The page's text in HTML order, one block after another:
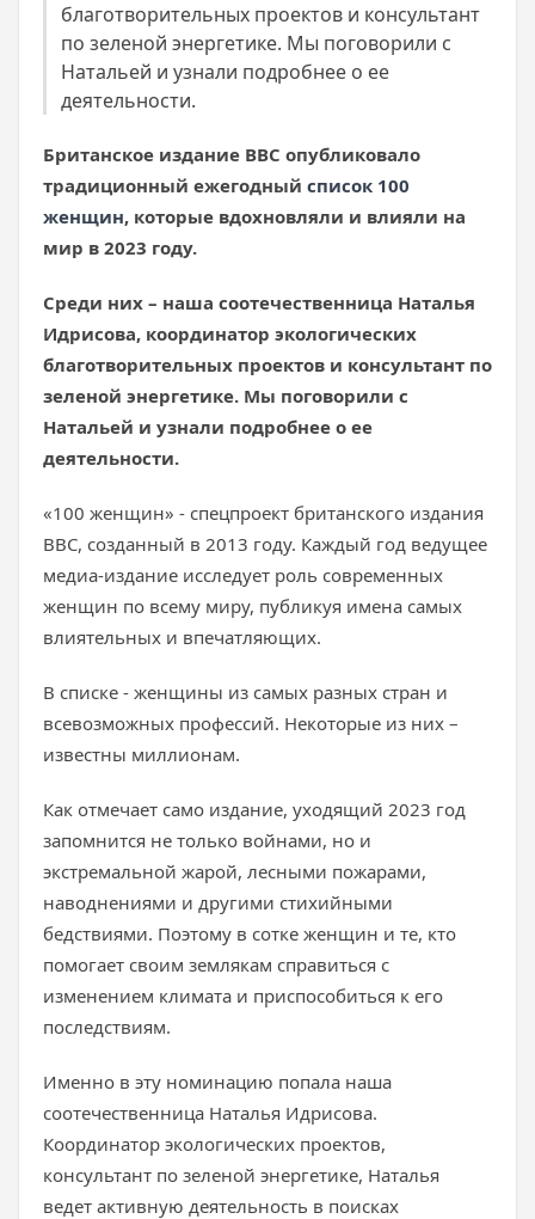
благотворительных проектов и консультант
по зеленой энергетике. Мы поговорили с
Натальей и узнали подробнее о ее
деятельности.
Британское издание BBC опубликовало
традиционный ежегодный список 100
женщин, которые вдохновляли и влияли на
мир в 2023 году.
Среди них – наша соотечественница Наталья
Идрисова, координатор экологических
благотворительных проектов и консультант по
зеленой энергетике. Мы поговорили с
Натальей и узнали подробнее о ее
деятельности.
«100 женщин» - спецпроект британского издания
BBC, созданный в 2013 году. Каждый год ведущее
медиа-издание исследует роль современных
женщин по всему миру, публикуя имена самых
влиятельных и впечатляющих.
В списке - женщины из самых разных стран и
всевозможных профессий. Некоторые из них –
известны миллионам.
Как отмечает само издание, уходящий 2023 год
запомнится не только войнами, но и
экстремальной жарой, лесными пожарами,
наводнениями и другими стихийными
бедствиями. Поэтому в сотке женщин и те, кто
помогает своим землякам справиться с
изменением климата и приспособиться к его
последствиям.
Именно в эту номинацию попала наша
соотечественница Наталья Идрисова.
Координатор экологических проектов,
консультант по зеленой энергетике, Наталья
ведет активную деятельность в поисках